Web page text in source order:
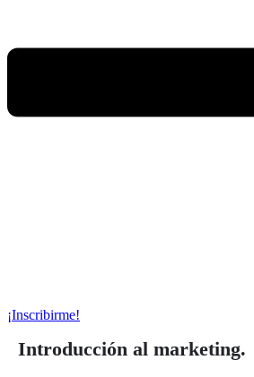
¡Inscribirme!
Introducción al marketing.